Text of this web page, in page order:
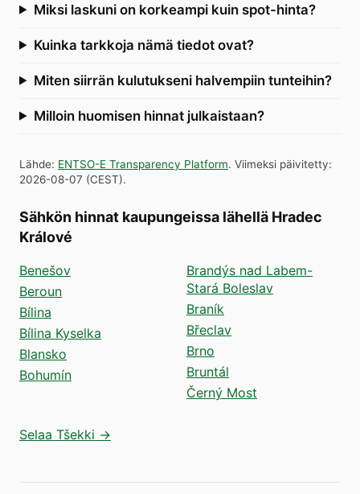
Miksi laskuni on korkeampi kuin spot-hinta?
Kuinka tarkkoja nämä tiedot ovat?
Miten siirrän kulutukseni halvempiin tunteihin?
Milloin huomisen hinnat julkaistaan?
Lähde: ENTSO-E Transparency Platform. Viimeksi päivitetty:
2026-08-07 (CEST).
Sähkön hinnat kaupungeissa lähellä Hradec
Králové
Benešov
Beroun
Bílina
Bílina Kyselka
Blansko
Bohumín
Brandýs nad Labem-
Stará Boleslav
Braník
Břeclav
Brno
Bruntál
Černý Most
Selaa Tšekki →